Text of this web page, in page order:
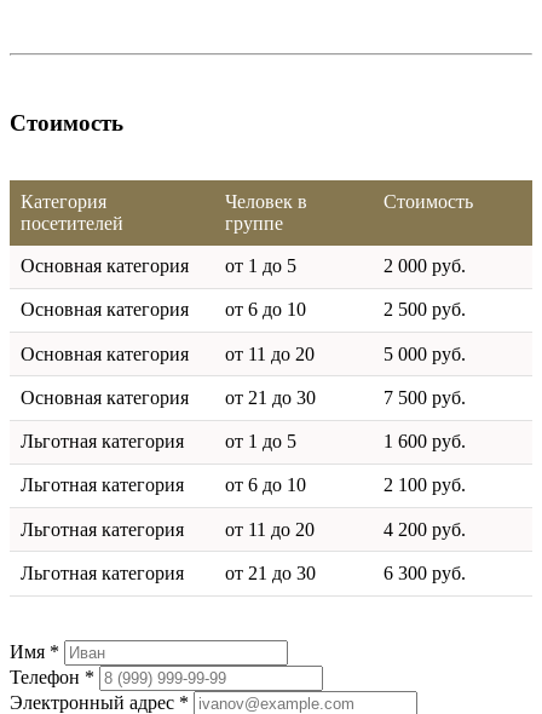
Стоимость
Категория
посетителей
Человек в
группе
Стоимость
Основная категория от 1 до 5 2 000 руб.
Основная категория от 6 до 10 2 500 руб.
Основная категория от 11 до 20 5 000 руб.
Основная категория от 21 до 30 7 500 руб.
Льготная категория от 1 до 5 1 600 руб.
Льготная категория от 6 до 10 2 100 руб.
Льготная категория от 11 до 20 4 200 руб.
Льготная категория от 21 до 30 6 300 руб.
Имя *
Телефон *
Электронный адрес *